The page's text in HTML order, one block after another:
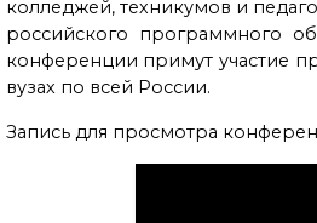
колледжей, техникумов и
российского программного
конференции примут участие
вузах по всей России.
Запись для просмотра